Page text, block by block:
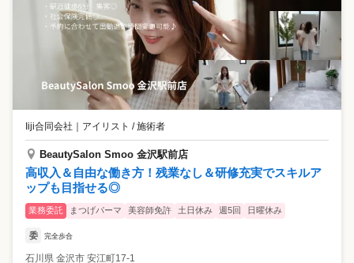
Iiji合同会社 ｜ アイリスト / 施術者
BeautySalon Smoo 金沢駅前店
高収入＆自由な働き方！残業なし＆研修充実でスキルア
ップも目指せる◎
業務委託 まつげパーマ 美容師免許 土日休み 週5回 日曜休み
委 完全歩合
石川県 金沢市 安江町17-1